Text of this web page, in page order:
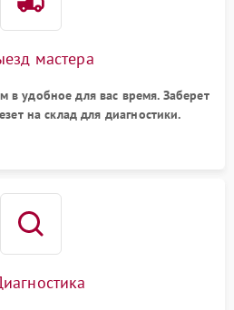
мастера
в удобное для вас время. Заберет
на склад для диагностики.